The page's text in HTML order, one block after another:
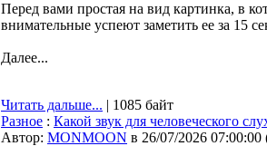
Перед вами простая на вид картинка, в
внимательные успеют заметить ее за 15
Далее...
Читать дальше... | 1085 байт
Разное : Какой звук для человеческого
Автор: MONMOON в 26/07/2026 07:00:00